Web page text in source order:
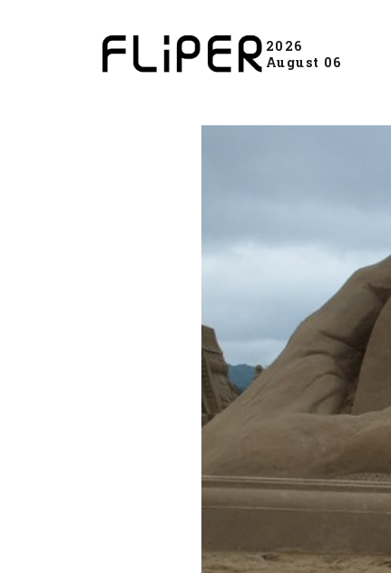
2026
August 06